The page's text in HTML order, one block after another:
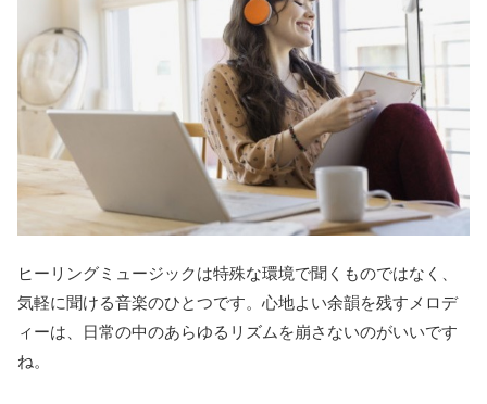
ヒーリングミュージックは特殊な環境で聞くものではなく、
気軽に聞ける音楽のひとつです。心地よい余韻を残すメロデ
ィーは、日常の中のあらゆるリズムを崩さないのがいいです
ね。